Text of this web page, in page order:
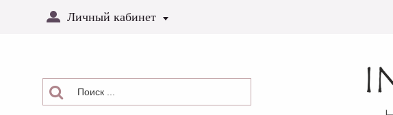
Личный кабинет